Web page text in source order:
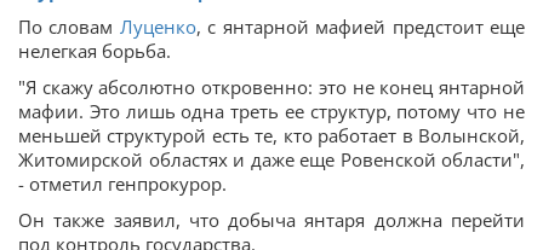
По словам Луценко, с янтарной мафией предстоит еще
нелегкая борьба.
"Я скажу абсолютно откровенно: это не конец янтарной
мафии. Это лишь одна треть ее структур, потому что не
меньшей структурой есть те, кто работает в Волынской,
Житомирской областях и даже еще Ровенской области",
- отметил генпрокурор.
Он также заявил, что добыча янтаря должна перейти
под контроль государства.